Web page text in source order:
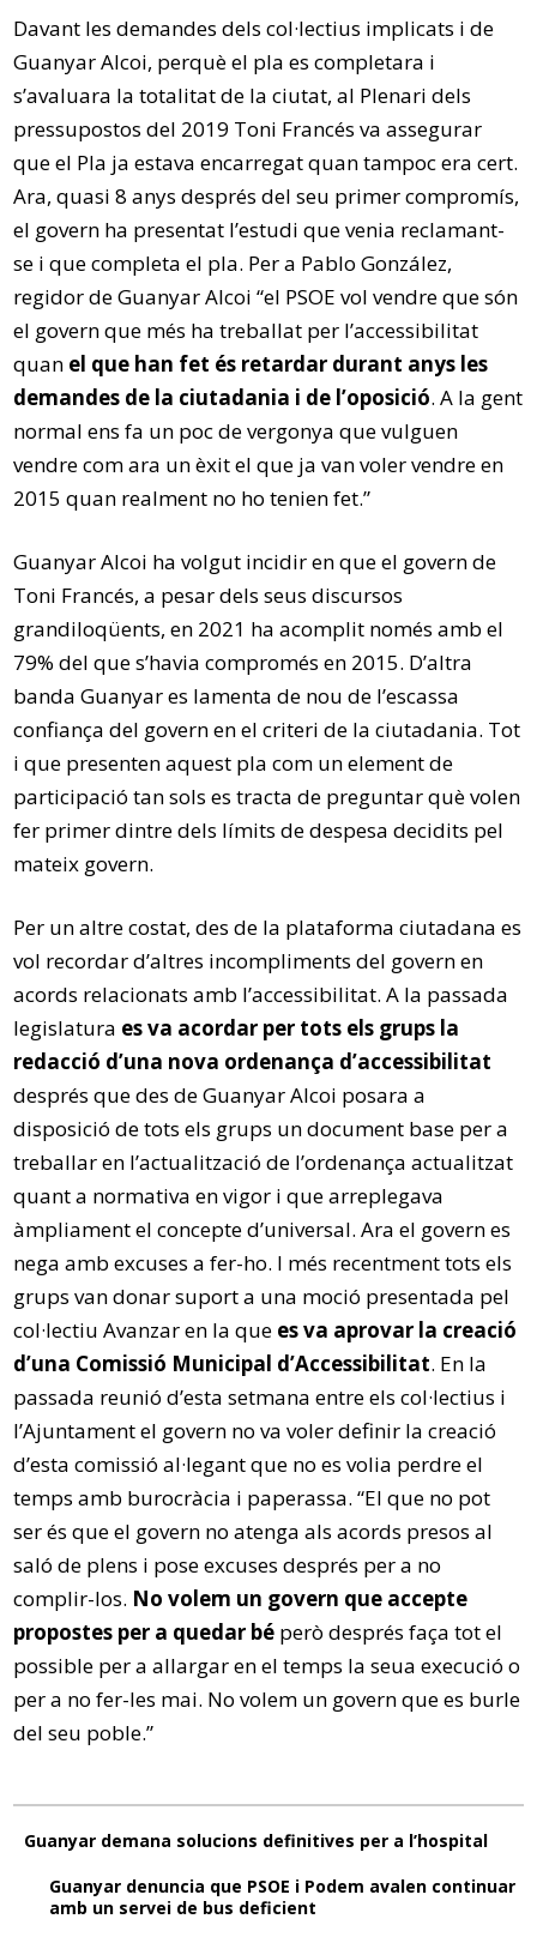
Davant les demandes dels col·lectius implicats i de
Guanyar Alcoi, perquè el pla es completara i
s’avaluara la totalitat de la ciutat, al Plenari dels
pressupostos del 2019 Toni Francés va assegurar
que el Pla ja estava encarregat quan tampoc era cert.
Ara, quasi 8 anys després del seu primer compromís,
el govern ha presentat l’estudi que venia reclamant-
se i que completa el pla. Per a Pablo González,
regidor de Guanyar Alcoi “el PSOE vol vendre que són
el govern que més ha treballat per l’accessibilitat
quan el que han fet és retardar durant anys les
demandes de la ciutadania i de l’oposició. A la gent
normal ens fa un poc de vergonya que vulguen
vendre com ara un èxit el que ja van voler vendre en
2015 quan realment no ho tenien fet.”
Guanyar Alcoi ha volgut incidir en que el govern de
Toni Francés, a pesar dels seus discursos
grandiloqüents, en 2021 ha acomplit només amb el
79% del que s’havia compromés en 2015. D’altra
banda Guanyar es lamenta de nou de l’escassa
confiança del govern en el criteri de la ciutadania. Tot
i que presenten aquest pla com un element de
participació tan sols es tracta de preguntar què volen
fer primer dintre dels límits de despesa decidits pel
mateix govern.
Per un altre costat, des de la plataforma ciutadana es
vol recordar d’altres incompliments del govern en
acords relacionats amb l’accessibilitat. A la passada
legislatura es va acordar per tots els grups la
redacció d’una nova ordenança d’accessibilitat
després que des de Guanyar Alcoi posara a
disposició de tots els grups un document base per a
treballar en l’actualització de l’ordenança actualitzat
quant a normativa en vigor i que arreplegava
àmpliament el concepte d’universal. Ara el govern es
nega amb excuses a fer-ho. I més recentment tots els
grups van donar suport a una moció presentada pel
col·lectiu Avanzar en la que es va aprovar la creació
d’una Comissió Municipal d’Accessibilitat. En la
passada reunió d’esta setmana entre els col·lectius i
l’Ajuntament el govern no va voler definir la creació
d’esta comissió al·legant que no es volia perdre el
temps amb burocràcia i paperassa. “El que no pot
ser és que el govern no atenga als acords presos al
saló de plens i pose excuses després per a no
complir-los. No volem un govern que accepte
propostes per a quedar bé però després faça tot el
possible per a allargar en el temps la seua execució o
per a no fer-les mai. No volem un govern que es burle
del seu poble.”
Guanyar demana solucions definitives per a l’hospital
Guanyar denuncia que PSOE i Podem avalen continuar
amb un servei de bus deficient